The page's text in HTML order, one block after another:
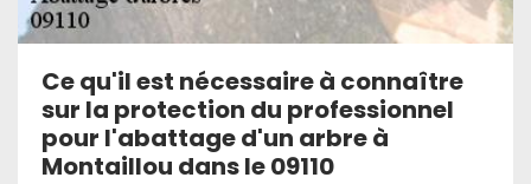
Ce qu'il est nécessaire à connaître
sur la protection du professionnel
pour l'abattage d'un arbre à
Montaillou dans le 09110